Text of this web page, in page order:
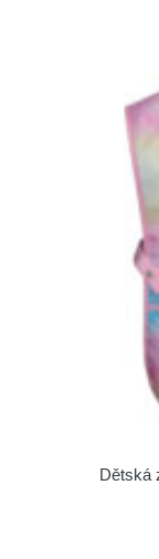
Dětská